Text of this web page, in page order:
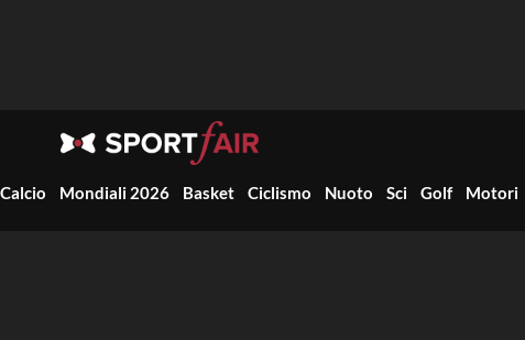
Calcio Mondiali 2026 Basket Ciclismo Nuoto Sci Golf Motori